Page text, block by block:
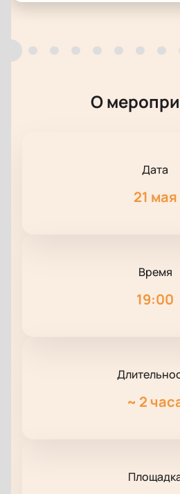
О
Дата
21 мая
Время
19:00
~ 2